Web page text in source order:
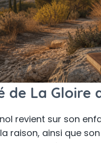
de La Gloire
revient sur son
raison, ainsi que